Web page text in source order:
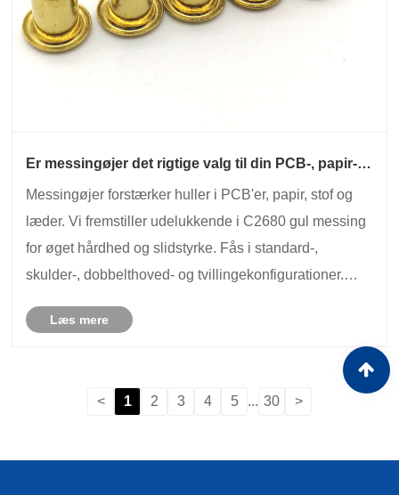
Er messingøjer det rigtige valg til din PCB-, papir-
Messingøjer forstærker huller i PCB'er, papir, stof og
læder. Vi fremstiller udelukkende i C2680 gul messing
for øget hårdhed og slidstyrke. Fås i standard-,
skulder-, dobbelthoved- og tvillingekonfigurationer.
pulverlakering og antik. Skaftdi......
Læs mere
< 1 2 3 4 5 ... 30 >